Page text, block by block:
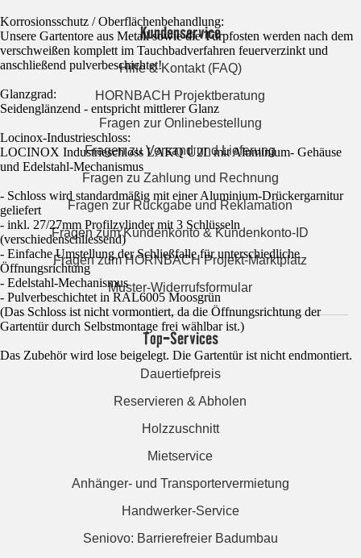
Korrosionsschutz / Oberflächenbehandlung:
Unsere Gartentore aus Metall sowie die Türpfosten werden nach dem
verschweißen komplett im Tauchbadverfahren feuerverzinkt und
anschließend pulverbeschichtet!
Glanzgrad:
Seidenglänzend - entspricht mittlerer Glanz
Locinox-Industrieschloss:
LOCINOX Industrieschloss LAKQ U2L mit Aluminium- Gehäuse
und Edelstahl-Mechanismus
- Schloss wird standardmäßig mit einer Aluminium-Drückergarnitur
geliefert
- inkl. 27/27mm Profilzylinder mit 3 Schlüsseln
(verschiedenschliessend)
- Einfache Umstellung der Schließfalle für unterschiedliche
Öffnungsrichtung
- Edelstahl-Mechanismus
- Pulverbeschichtet in RAL6005 Moosgrün
(Das Schloss ist nicht vormontiert, da die Öffnungsrichtung der
Gartentür durch Selbstmontage frei wählbar ist.)
Das Zubehör wird lose beigelegt. Die Gartentür ist nicht endmontiert.
Kundenservice
Hilfe & Kontakt (FAQ)
HORNBACH Projektberatung
Fragen zur Onlinebestellung
Fragen zu Versand und Lieferung
Fragen zu Zahlung und Rechnung
Fragen zur Rückgabe und Reklamation
Fragen zum Kundenkonto & Kundenkonto-ID
Fragen zum HORNBACH Projekt-Marktplatz
Muster-Widerrufsformular
Top-Services
Dauertiefpreis
Reservieren & Abholen
Holzzuschnitt
Mietservice
Anhänger- und Transportervermietung
Handwerker-Service
Seniovo: Barrierefreier Badumbau